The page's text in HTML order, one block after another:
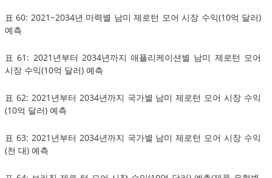
표 60: 2021~2034년 마력별 남미 제로턴 모어 시장 수익(10억 달러)
예측
표 61: 2021년부터 2034년까지 애플리케이션별 남미 제로턴 모어
시장 수익(10억 달러) 예측
표 62: 2021년부터 2034년까지 국가별 남미 제로턴 모어 시장 수익
(10억 달러) 예측
표 63: 2021년부터 2034년까지 국가별 남미 제로턴 모어 시장 수익
(천 대) 예측